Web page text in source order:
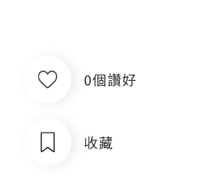
0個讚好
收藏